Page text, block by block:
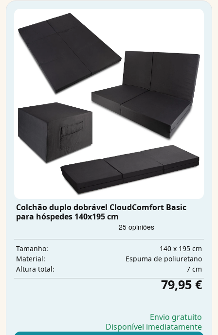
Colchão duplo dobrável CloudComfort Basic
para hóspedes 140x195 cm
Tamanho:
140 x 195 cm
Material:
Espuma de poliuretano
Altura total:
7 cm
79,95 €
Envio gratuito
Disponível imediatamente